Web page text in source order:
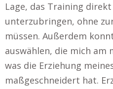
Lage, das Training
unterzubringen, ohne
müssen. Außerdem
auswählen, die mich
was die Erziehung
maßgeschneidert hat.